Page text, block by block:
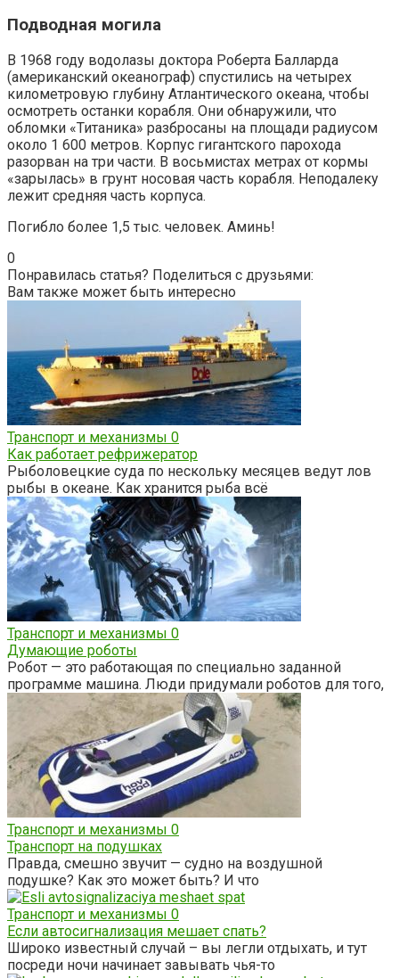
Подводная могила
В 1968 году водолазы доктора Роберта Балларда
(американский океанограф) спустились на четырех
километровую глубину Атлантического океана, чтобы
осмотреть останки корабля. Они обнаружили, что
обломки «Титаника» разбросаны на площади радиусом
около 1 600 метров. Корпус гигантского парохода
разорван на три части. В восьмистах метрах от кормы
«зарылась» в грунт носовая часть корабля. Неподалеку
лежит средняя часть корпуса.
Погибло более 1,5 тыс. человек. Аминь!
0
Понравилась статья? Поделиться с друзьями:
Вам также может быть интересно
Транспорт и механизмы 0
Как работает рефрижератор
Рыболовецкие суда по нескольку месяцев ведут лов
рыбы в океане. Как хранится рыба всё
Транспорт и механизмы 0
Думающие роботы
Робот — это работающая по специально заданной
программе машина. Люди придумали роботов для того,
Транспорт и механизмы 0
Транспорт на подушках
Правда, смешно звучит — судно на воздушной
подушке? Как это может быть? И что
Транспорт и механизмы 0
Если автосигнализация мешает спать?
Широко известный случай – вы легли отдыхать, и тут
посреди ночи начинает завывать чья-то